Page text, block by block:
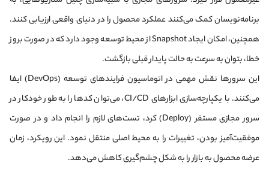
برنامه‌نویسان کمک می‌کنند عملکرد محصول را در دنیای واقعی ارزیابی کنند.
همچنین، امکان ایجاد Snapshot از محیط توسعه وجود دارد که در صورت بروز
خطا، بتوان به سرعت به حالت پایدار قبلی بازگشت.
این سرورها نقش مهمی در اتوماسیون فرایندهای توسعه (DevOps) ایفا
می‌کنند. با یکپارچه‌سازی ابزارهای CI/CD، می‌توان کدها را به طور خودکار در
سرور مجازی مستقر (Deploy) کرد، تست‌های لازم را انجام داد و در صورت
موفقیت‌آمیز بودن، تغییرات را به محیط اصلی منتقل نمود. این رویکرد، زمان
عرضه محصول به بازار را به شکل چشم‌گیری کاهش می‌دهد.